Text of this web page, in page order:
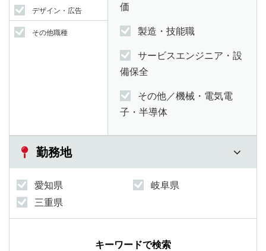
デザイン・広告
その他職種
価
製造・技能職
サービスエンジニア・設
備保全
その他／機械・電気電
子・半導体
勤務地
愛知県
岐阜県
三重県
キーワードで検索